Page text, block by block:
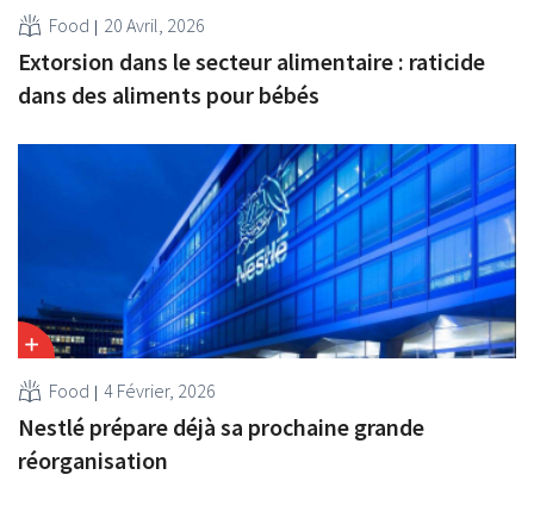
Food 20 Avril, 2026
Extorsion dans le secteur alimentaire : raticide
dans des aliments pour bébés
Food 4 Février, 2026
Nestlé prépare déjà sa prochaine grande
réorganisation